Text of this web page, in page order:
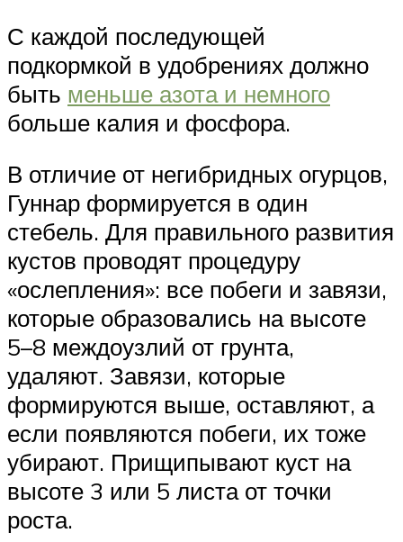
С каждой последующей
подкормкой в удобрениях должно
быть меньше азота и немного
больше калия и фосфора.
В отличие от негибридных огурцов,
Гуннар формируется в один
стебель. Для правильного развития
кустов проводят процедуру
«ослепления»: все побеги и завязи,
которые образовались на высоте
5–8 междоузлий от грунта,
удаляют. Завязи, которые
формируются выше, оставляют, а
если появляются побеги, их тоже
убирают. Прищипывают куст на
высоте 3 или 5 листа от точки
роста.